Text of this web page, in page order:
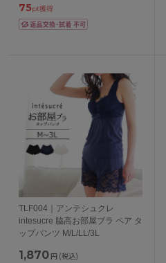
75pt獲得
TLF004｜アンテシュクレ
intesucre 脇高お部屋ブラ ペア タ
ップパンツ M/L/LL/3L
1,870 円 (税込)